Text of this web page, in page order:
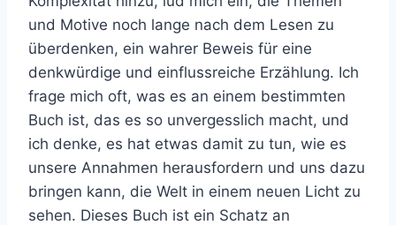
und Motive noch lange nach dem Lesen zu
überdenken, ein wahrer Beweis für eine
denkwürdige und einflussreiche Erzählung. Ich
frage mich oft, was es an einem bestimmten
Buch ist, das es so unvergesslich macht, und
ich denke, es hat etwas damit zu tun, wie es
unsere Annahmen herausfordern und uns dazu
bringen kann, die Welt in einem neuen Licht zu
sehen. Dieses Buch ist ein Schatz an